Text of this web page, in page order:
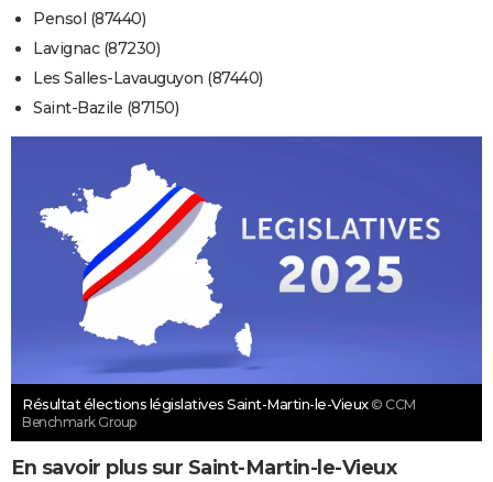
Pensol (87440)
Lavignac (87230)
Les Salles-Lavauguyon (87440)
Saint-Bazile (87150)
Résultat élections législatives Saint-Martin-le-Vieux © CCM
Benchmark Group
En savoir plus sur Saint-Martin-le-Vieux